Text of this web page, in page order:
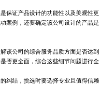
证产品设计的功能性以及美观性更
案例，还要确定该公司设计的产品是
公司的综合服务品质方面是否达到
否更全面，综合这些细节问题进行全
结，挑选时要选择专业且值得信赖